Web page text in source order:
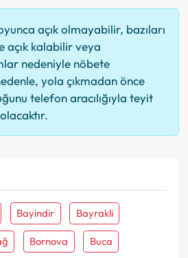
açık olmayabilir, bazıları
açık kalabilir veya
nedeniyle nöbete
yola çıkmadan önce
telefon aracılığıyla teyit
Bayindir Bayrakli
Bornova Buca